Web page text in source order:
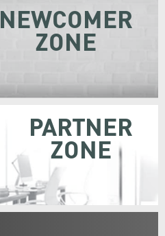
NEWCOMER
ZONE
PARTNER
ZONE